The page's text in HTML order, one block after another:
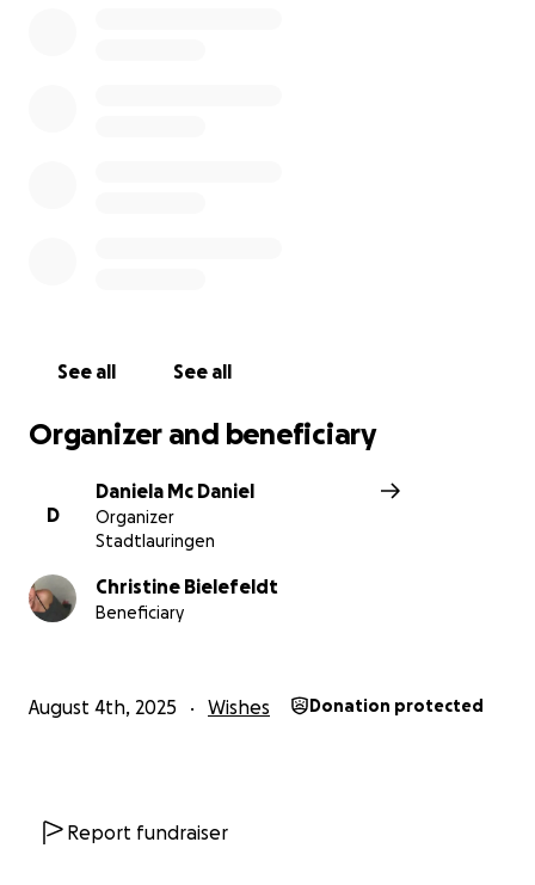
See all See all
Organizer and beneficiary
D
Daniela Mc Daniel
Organizer
Stadtlauringen
Christine Bielefeldt
Beneficiary
August 4th, 2025 Wishes Donation protected
Report fundraiser